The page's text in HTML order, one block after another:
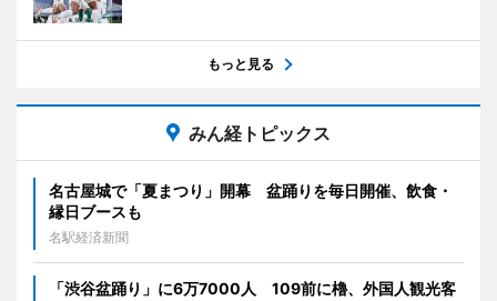
もっと見る
みん経トピックス
名古屋城で「夏まつり」開幕 盆踊りを毎日開催、飲食・
縁日ブースも
名駅経済新聞
「渋谷盆踊り」に6万7000人 109前に櫓、外国人観光客